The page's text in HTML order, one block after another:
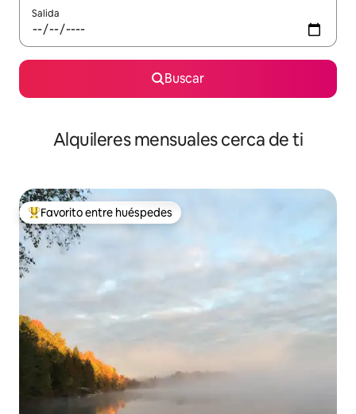
Salida
Buscar
Alquileres mensuales cerca de ti
Favorito entre huéspedes preferido
Favorito entre huéspedes